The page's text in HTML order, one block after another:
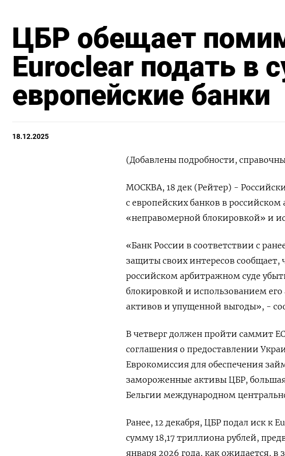
ЦБР обещает
Euroclear подать в
европейские банки
18.12.2025
(Добавлены подробности,
МОСКВА, 18 дек (Рейтер) -
с европейских банков в
«неправомерной блокировкой» и
«Банк России в соответствии с
защиты своих интересов сообщает,
российском арбитражном суде
блокировкой и использованием
активов и упущенной выгоды», -
В четверг должен пройти саммит
соглашения о предоставлении
Еврокомиссия для обеспечения
замороженные активы ЦБР,
Бельгии международном
Ранее, 12 декабря, ЦБР подал иск к
сумму 18,17 триллиона рублей,
января 2026 года, как ожидается,